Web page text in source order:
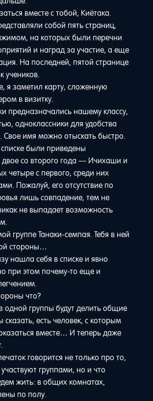
вместе с тобой, Киётака.
собой пять страниц,
на которых были перечни
и наград за участие, а еще
На последней, пятой странице
учеников.
я заметил карту, сложенную
в визитку.
предназначались нашему классу,
одноклассники для удобства
имя можно отыскать быстро.
были приведены
двое со второго года — Ичихаши и
четыре с первого, среди них
Пожалуй, его отсутствие по
лишь совпадение, тем не
не выпадает возможность
группе Танаки-семпая. Тебя в ней
стороны…
нашла себя в списке и явно
при этом почему-то еще и
что?
группы будут делить общие
есть человек, с которым
вместе… И теперь даже
говорится не только про то,
группами, но и что
жить: в общих комнатах,
по полу.